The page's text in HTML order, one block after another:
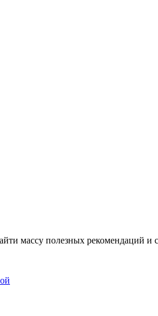
массу полезных рекомендаций и